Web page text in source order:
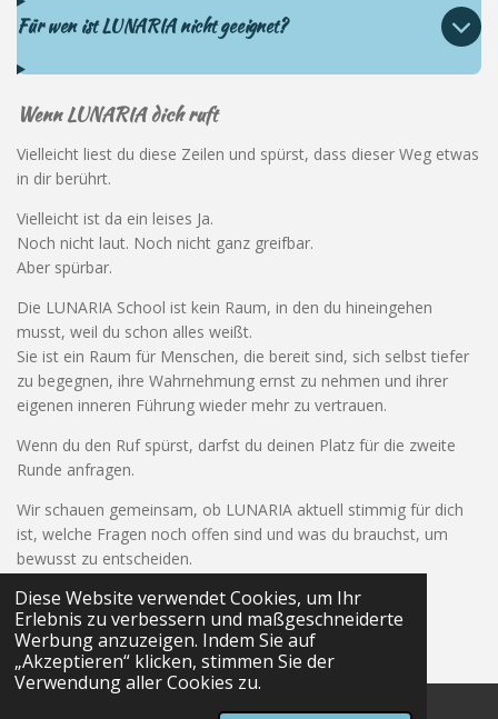
Diese Website verwendet Cookies, um Ihr
Erlebnis zu verbessern und maßgeschneiderte
Werbung anzuzeigen. Indem Sie auf
„Akzeptieren“ klicken, stimmen Sie der
Verwendung aller Cookies zu.
Für wen ist LUNARIA nicht geeignet?
WennLUNARIA dich ruft
Vielleicht liest du diese Zeilen und spürst, dass dieser Weg etwas
in dir berührt.
Vielleicht ist da ein leises Ja.
Noch nicht laut. Noch nicht ganz greifbar.
Aber spürbar.
Die LUNARIA School ist kein Raum, in den du hineingehen
musst, weil du schon alles weißt.
Sie ist ein Raum für Menschen, die bereit sind, sich selbst tiefer
zu begegnen, ihre Wahrnehmung ernst zu nehmen und ihrer
eigenen inneren Führung wieder mehr zu vertrauen.
Wenn du den Ruf spürst, darfst du deinen Platz für die zweite
Runde anfragen.
Wir schauen gemeinsam, ob LUNARIA aktuell stimmig für dich
ist, welche Fragen noch offen sind und was du brauchst, um
bewusst zu entscheiden.
© 2024 - 2026 Soteiramoon
Mit Unterstützung von Webador